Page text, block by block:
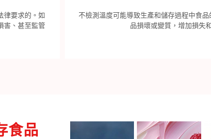
律要求的。如
害、甚至監管
不檢測溫度可能導致生產和儲存過程中食
品損壞或變質，增加損失
食品